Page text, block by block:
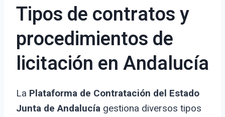
Tipos de contratos y
procedimientos de
licitación en Andalucía
La Plataforma de Contratación del Estado
Junta de Andalucía gestiona diversos tipos